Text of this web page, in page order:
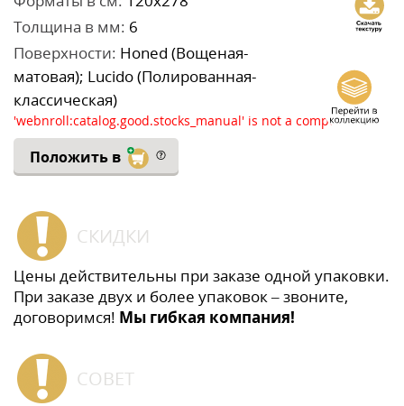
Толщина в мм: 6
Поверхности: Honed (Вощеная-
матовая); Lucido (Полированная-
классическая)
'webnroll:catalog.good.stocks_manual' is not a component
Положить в
СКИДКИ
Цены действительны при заказе одной упаковки.
При заказе двух и более упаковок – звоните,
договоримся! Мы гибкая компания!
СОВЕТ